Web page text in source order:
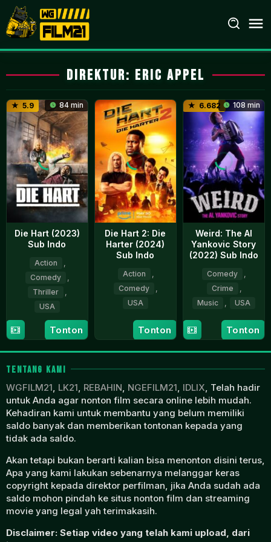
Loncat
ke
konten
Direktur: Eric Appel
5.9 84 min
Die Hart (2023)
Sub Indo
Action
Comedy
Thriller
USA
22
Feb
2023
Eric
Appel
Tonton
Die Hart 2: Die
Harter (2024)
Sub Indo
Action
Comedy
USA
Eric
Appel
Tonton
6.682 108 min
Weird: The Al
Yankovic Story
(2022) Sub Indo
Comedy
Crime
Music
USA
8
Sep
2022
Eric
Appel
Tonton
TENTANG KAMI
WGFILM21, LK21, REBAHIN, NGEFILM21, IDLIX, Telah hadir
untuk Anda agar nonton film secara online lebih mudah.
Kehadiran kami untuk membantu yang belum memiliki
saldo banyak dan memberikan tontonan kepada yang
tidak ada saldo.
Akan tetapi bukan berarti kalian bisa menonton disini terus,
Apa yang kami lakukan sebenarnya melanggar keras
copyright kepada direktor perfilman, jika Anda sudah ada
saldo mohon pindah ke situs nonton film dan streaming
movie yang legal yah terimakasih.
Disclaimer: Setiap video yang telah kami upload, dari